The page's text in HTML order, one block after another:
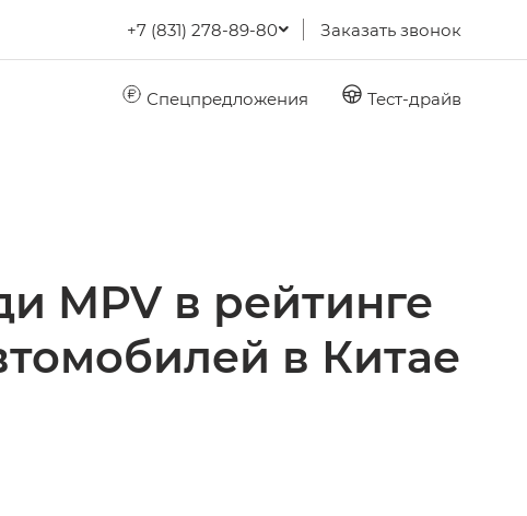
+7 (831) 278-89-80 Заказать звонок
Спецпредложения Тест-драйв
MPV в рейтинге
в Китае